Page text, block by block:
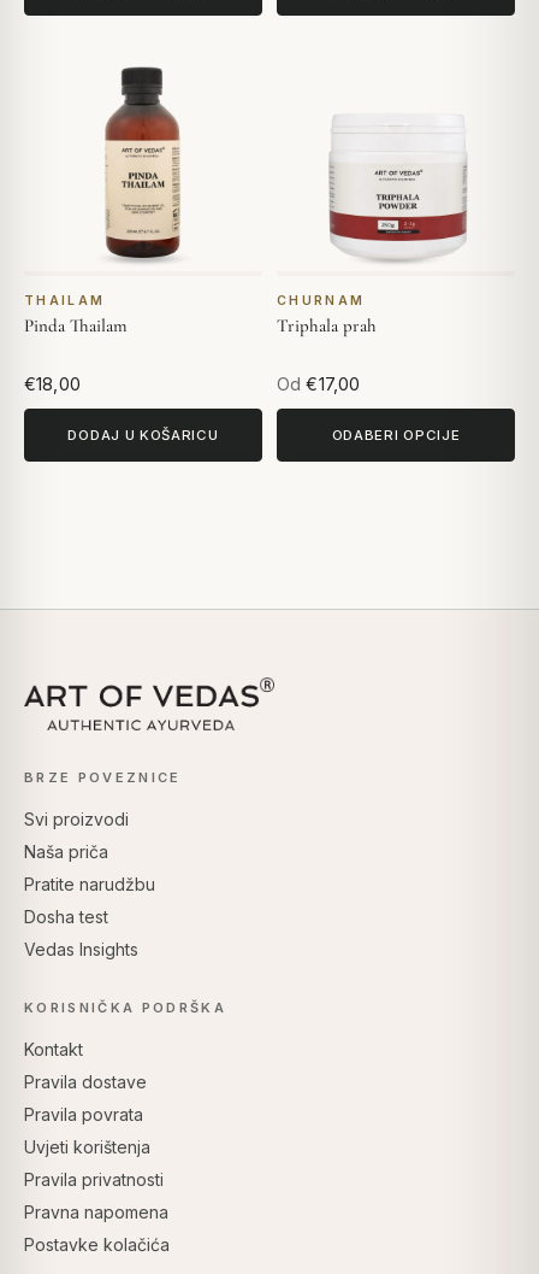
THAILAM
Pinda Thailam
€18,00
DODAJ U KOŠARICU
CHURNAM
Triphala prah
Od €17,00
ODABERI OPCIJE
BRZE POVEZNICE
Svi proizvodi
Naša priča
Pratite narudžbu
Dosha test
Vedas Insights
KORISNIČKA PODRŠKA
Kontakt
Pravila dostave
Pravila povrata
Uvjeti korištenja
Pravila privatnosti
Pravna napomena
Postavke kolačića